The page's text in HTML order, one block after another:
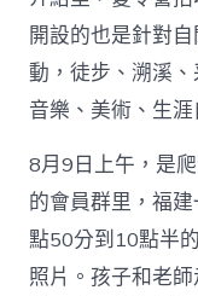
開設的也是針對
動，徒步、溯溪
音樂、美術、生
8月9日上午，是
的會員群里，福
點50分到10點半
照片。孩子和老